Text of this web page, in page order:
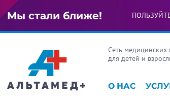
Мы стали ближе!
Сеть медицинских
для детей и
О НАС